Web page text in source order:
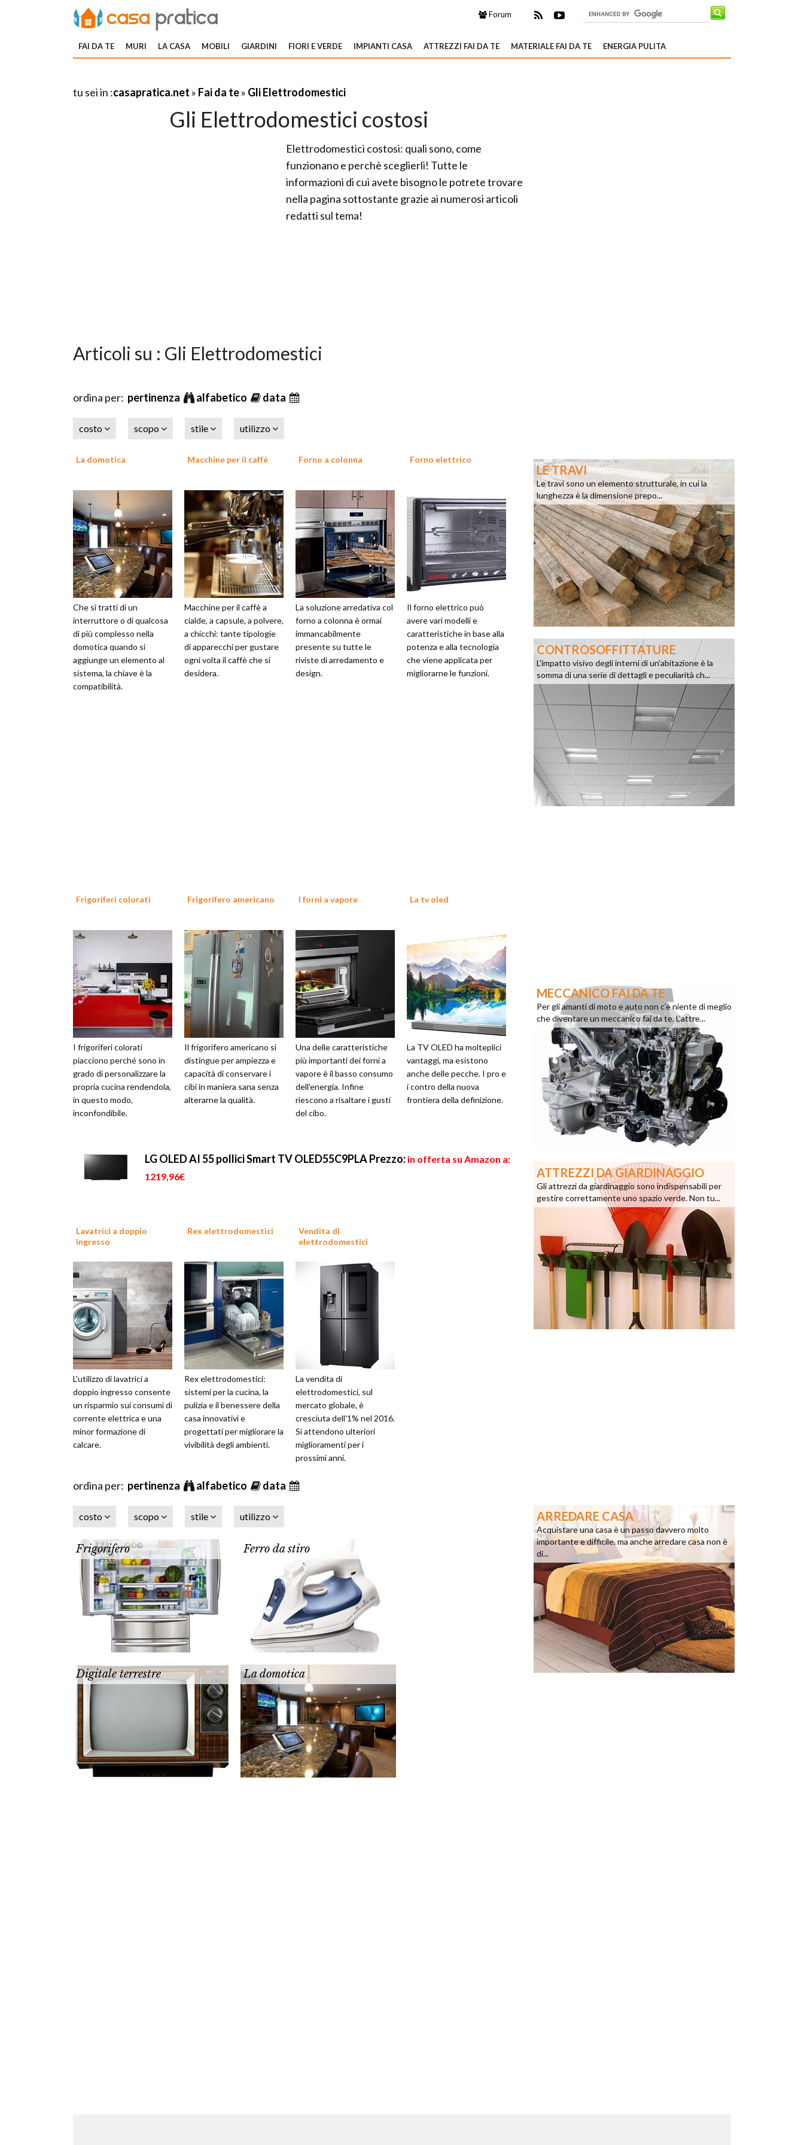
Forum
FAI DA TE MURI LA CASA MOBILI GIARDINI FIORI E VERDE IMPIANTI CASA ATTREZZI FAI DA TE MATERIALE FAI DA TE ENERGIA PULITA
tu sei in :casapratica.net » Fai da te» Gli Elettrodomestici
Gli Elettrodomestici costosi
Elettrodomestici costosi: quali sono, come
funzionano e perchè sceglierli! Tutte le
informazioni di cui avete bisogno le potrete trovare
nella pagina sottostante grazie ai numerosi articoli
redatti sul tema!
Articoli su : Gli Elettrodomestici
ordina per: pertinenza alfabetico data
costo scopo stile utilizzo
La domotica
Che si tratti di un
interruttore o di qualcosa
di più complesso nella
domotica quando si
aggiunge un elemento al
sistema, la chiave è la
compatibilità.
Macchine per il caffè
Macchine per il caffè a
cialde, a capsule, a polvere,
a chicchi: tante tipologie
di apparecchi per gustare
ogni volta il caffè che si
desidera.
Forno a colonna
La soluzione arredativa col
forno a colonna è ormai
immancabilmente
presente su tutte le
riviste di arredamento e
design.
Forno elettrico
Il forno elettrico può
avere vari modelli e
caratteristiche in base alla
potenza e alla tecnologia
che viene applicata per
migliorarne le funzioni.
Frigoriferi colorati
I frigoriferi colorati
piacciono perché sono in
grado di personalizzare la
propria cucina rendendola,
in questo modo,
inconfondibile.
Frigorifero americano
Il frigorifero americano si
distingue per ampiezza e
capacità di conservare i
cibi in maniera sana senza
alterarne la qualità.
I forni a vapore
Una delle caratteristiche
più importanti dei forni a
vapore è il basso consumo
dell'energia. Infine
riescono a risaltare i gusti
del cibo.
La tv oled
La TV OLED ha molteplici
vantaggi, ma esistono
anche delle pecche. I pro e
i contro della nuova
frontiera della definizione.
LG OLED AI 55 pollici Smart TV OLED55C9PLAPrezzo: in offerta su Amazon a:
1219,96€
Lavatrici a doppio
ingresso
L'utilizzo di lavatrici a
doppio ingresso consente
un risparmio sui consumi di
corrente elettrica e una
minor formazione di
calcare.
Rex elettrodomestici
Rex elettrodomestici:
sistemi per la cucina, la
pulizia e il benessere della
casa innovativi e
progettati per migliorare la
vivibilità degli ambienti.
Vendita di
elettrodomestici
La vendita di
elettrodomestici, sul
mercato globale, è
cresciuta dell'1% nel 2016.
Si attendono ulteriori
miglioramenti per i
prossimi anni.
ordina per: pertinenza alfabetico data
costo scopo stile utilizzo
Frigorifero Ferro da stiro
Digitale terrestre La domotica
LE TRAVI
Le travi sono un elemento strutturale, in cui la
lunghezza è la dimensione prepo...
CONTROSOFFITTATURE
L'impatto visivo degli interni di un'abitazione è la
somma di una serie di dettagli e peculiarità ch...
MECCANICO FAI DA TE
Per gli amanti di moto e auto non c’è niente di meglio
che diventare un meccanico fai da te. L’attre...
ATTREZZI DA GIARDINAGGIO
Gli attrezzi da giardinaggio sono indispensabili per
gestire correttamente uno spazio verde. Non tu...
ARREDARE CASA
Acquistare una casa è un passo davvero molto
importante e difficile, ma anche arredare casa non è
di...